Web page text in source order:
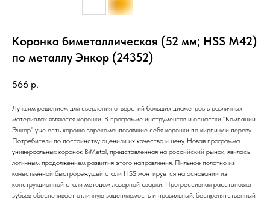
Коронка биметаллическая (52 мм; HSS М42)
по металлу Энкор (24352)
566 р.
Лучшим решением для сверления отверстий больших диаметров в различных
материалах являются коронки. В программе инструментов и оснастки "Компании
Энкор" уже есть хорошо зарекомендовавшие себя коронки по кирпичу и дереву.
Потребители по достоинству оценили их качество и цену. Новая программа
универсальных коронок BiMetal, представленная на российский рынок, явилась
логичным продолжением развития этого направления. Пильное полотно из
качественной быстрорежущей стали HSS монтируется на основании из
конструкционной стали методом лазерной сварки. Прогрессивная расстановка
зубьев обеспечивает отличную зацепляемость и правильный, беспрепятственный